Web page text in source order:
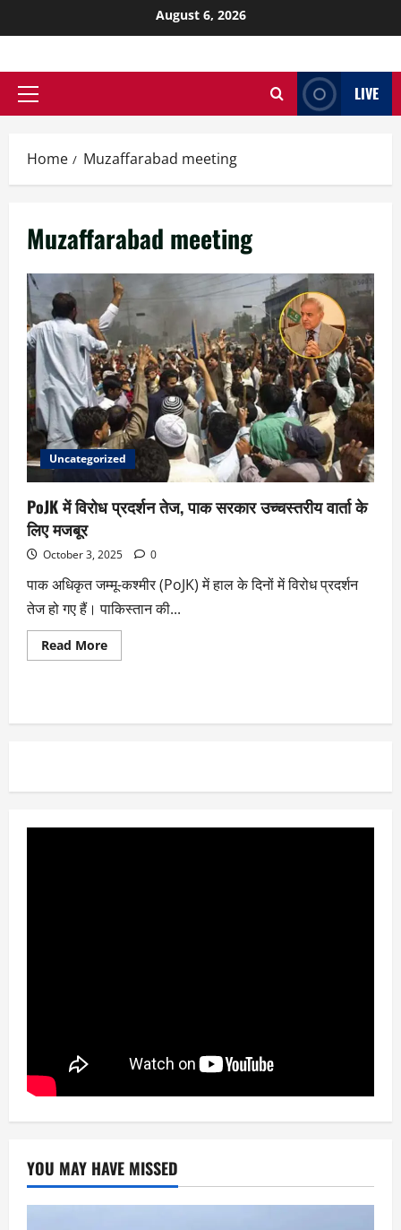
August 6, 2026
LIVE
Home Muzaffarabad meeting
Muzaffarabad meeting
Uncategorized
PoJK में विरोध प्रदर्शन तेज, पाक सरकार उच्चस्तरीय वार्ता के
लिए मजबूर
October 3, 2025 0
पाक अधिकृत जम्मू-कश्मीर (PoJK) में हाल के दिनों में विरोध प्रदर्शन
तेज हो गए हैं। पाकिस्तान की...
Read More
YOU MAY HAVE MISSED